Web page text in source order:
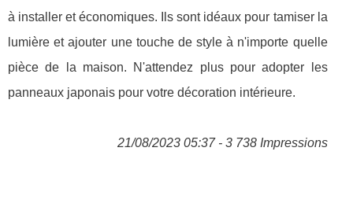
à installer et économiques. Ils sont idéaux pour tamiser la
lumière et ajouter une touche de style à n'importe quelle
pièce de la maison. N'attendez plus pour adopter les
panneaux japonais pour votre décoration intérieure.
21/08/2023 05:37 - 3 738 Impressions